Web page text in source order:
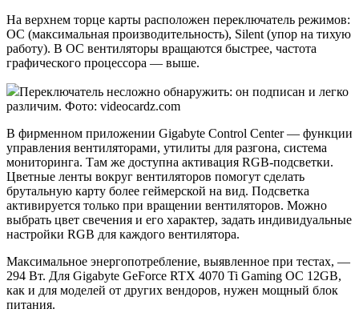
На верхнем торце карты расположен переключатель режимов:
OC (максимальная производительность), Silent (упор на тихую
работу). В OC вентиляторы вращаются быстрее, частота
графического процессора — выше.
Переключатель несложно обнаружить: он подписан и легко
различим. Фото: videocardz.com
В фирменном приложении Gigabyte Control Center — функции
управления вентиляторами, утилиты для разгона, система
мониторинга. Там же доступна активация RGB-подсветки.
Цветные ленты вокруг вентиляторов помогут сделать
брутальную карту более геймерской на вид. Подсветка
активируется только при вращении вентиляторов. Можно
выбрать цвет свечения и его характер, задать индивидуальные
настройки RGB для каждого вентилятора.
Максимальное энергопотребление, выявленное при тестах, —
294 Вт. Для Gigabyte GeForce RTX 4070 Ti Gaming OC 12GB,
как и для моделей от других вендоров, нужен мощный блок
питания.